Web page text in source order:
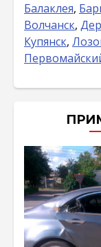
Балаклея,
Волчанск,
Купянск,